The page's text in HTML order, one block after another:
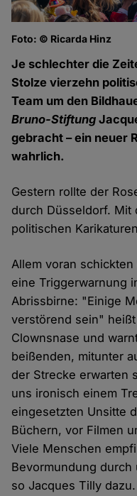
Foto: © Ricarda Hinz
Je schlechter die
Stolze vierzehn
Team um den
Bruno-Stiftung
gebracht – ein neuer
wahrlich.
Gestern rollte der
durch Düsseldorf. Mit
politischen
Allem voran
eine Triggerwarnung
Abrissbirne: "Einige
verstörend sein"
Clownsnase und
beißenden, mitunter
der Strecke erwarten
uns ironisch einem
eingesetzten Unsitte
Büchern, vor Filmen
Viele Menschen
Bevormundung
so Jacques Tilly